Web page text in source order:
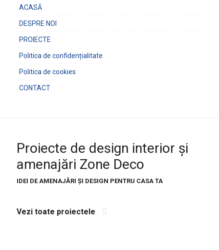
ACASĂ
DESPRE NOI
PROIECTE
Politica de confidențialitate
Politica de cookies
CONTACT
Proiecte de design interior şi
amenajări Zone Deco
IDEI DE AMENAJĂRI ŞI DESIGN PENTRU CASA TA
Vezi toate proiectele